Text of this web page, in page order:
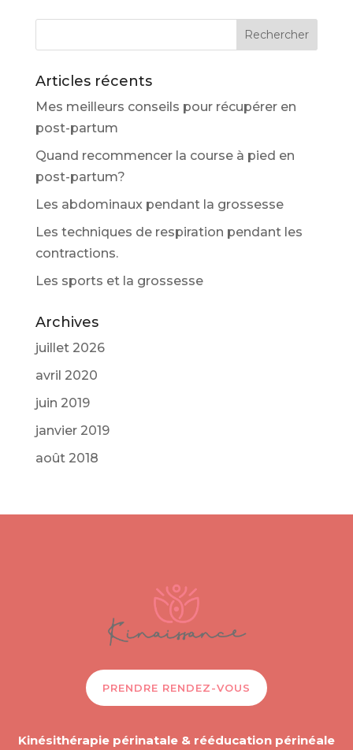
Articles récents
Mes meilleurs conseils pour récupérer en
post-partum
Quand recommencer la course à pied en
post-partum?
Les abdominaux pendant la grossesse
Les techniques de respiration pendant les
contractions.
Les sports et la grossesse
Archives
juillet 2026
avril 2020
juin 2019
janvier 2019
août 2018
PRENDRE RENDEZ-VOUS
Kinésithérapie périnatale & rééducation périnéale